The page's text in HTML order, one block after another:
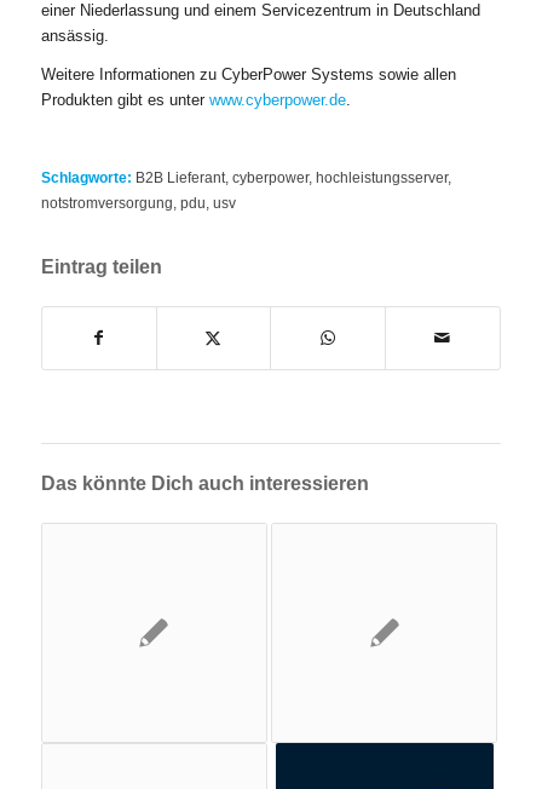
einer Niederlassung und einem Servicezentrum in Deutschland
ansässig.
Weitere Informationen zu CyberPower Systems sowie allen
Produkten gibt es unter www.cyberpower.de.
Schlagworte: B2B Lieferant, cyberpower, hochleistungsserver,
notstromversorgung pdu usv
Eintrag teilen
Das könnte Dich auch interessieren